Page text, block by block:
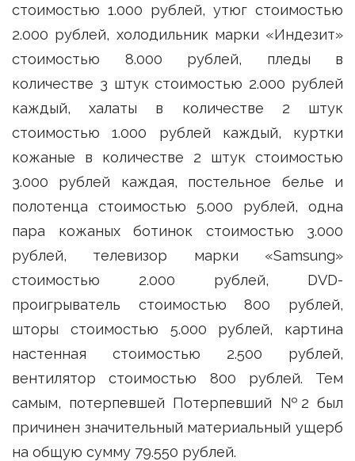
стоимостью 1.000 рублей, утюг стоимостью
2.000 рублей, холодильник марки «Индезит»
стоимостью 8.000 рублей, пледы в
количестве 3 штук стоимостью 2.000 рублей
каждый, халаты в количестве 2 штук
стоимостью 1.000 рублей каждый, куртки
кожаные в количестве 2 штук стоимостью
3.000 рублей каждая, постельное белье и
полотенца стоимостью 5.000 рублей, одна
пара кожаных ботинок стоимостью 3.000
рублей, телевизор марки «Samsung»
стоимостью 2.000 рублей, DVD-
проигрыватель стоимостью 800 рублей,
шторы стоимостью 5.000 рублей, картина
настенная стоимостью 2.500 рублей,
вентилятор стоимостью 800 рублей. Тем
самым, потерпевшей Потерпевший №2 был
причинен значительный материальный ущерб
на общую сумму 79.550 рублей.